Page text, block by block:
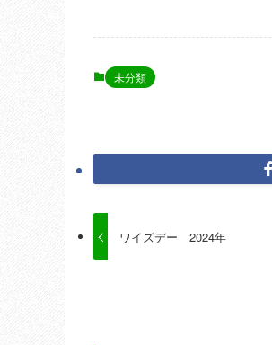
未分類
ワイズデー 2024年